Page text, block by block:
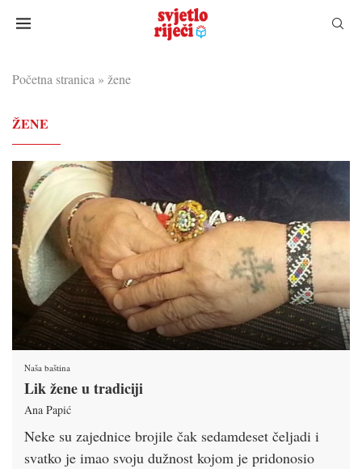
Početna stranica » žene
ŽENE
Naša baština
Lik žene u tradiciji
Ana Papić
Neke su zajednice brojile čak sedamdeset čeljadi i
svatko je imao svoju dužnost kojom je pridonosio